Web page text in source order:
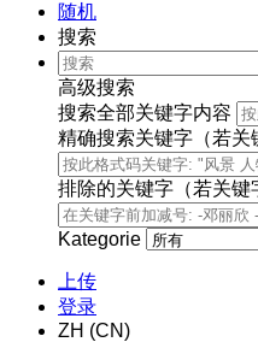
随机
搜索
高级搜索
搜索全部关键字内容
精确搜索关键字（若关
排除的关键字（若关键
Kategorie
上传
登录
ZH (CN)